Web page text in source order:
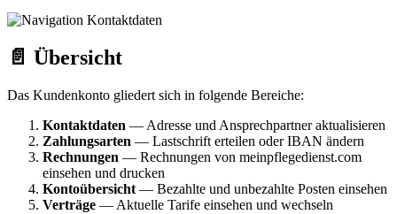
📄 Übersicht
Das Kundenkonto gliedert sich in folgende Bereiche:
Kontaktdaten — Adresse und Ansprechpartner aktualisieren
Zahlungsarten — Lastschrift erteilen oder IBAN ändern
Rechnungen — Rechnungen von meinpflegedienst.com
einsehen und drucken
Kontoübersicht — Bezahlte und unbezahlte Posten einsehen
Verträge — Aktuelle Tarife einsehen und wechseln